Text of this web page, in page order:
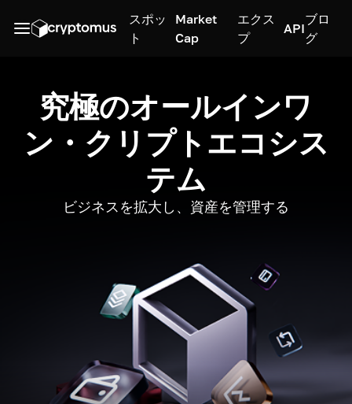
スポッ
ト
Market
Cap
エクス
プ
API
ブロ
グ
究極のオールインワ
ン・クリプトエコシス
テム
ビジネスを拡大し、資産を管理する